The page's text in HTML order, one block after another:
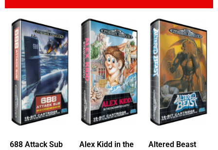
688 Attack Sub
Alex Kidd in the
Altered Beast